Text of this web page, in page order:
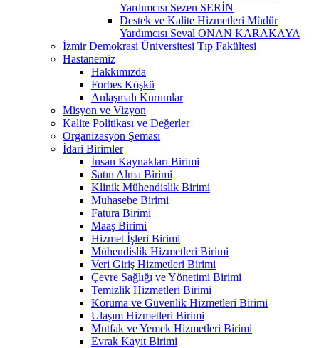
Yardımcısı Sezen SERİN
Destek ve Kalite Hizmetleri Müdür
Yardımcısı Seval ONAN KARAKAYA
İzmir Demokrasi Üniversitesi Tıp Fakültesi
Hastanemiz
Hakkımızda
Forbes Köşkü
Anlaşmalı Kurumlar
Misyon ve Vizyon
Kalite Politikası ve Değerler
Organizasyon Şeması
İdari Birimler
İnsan Kaynakları Birimi
Satın Alma Birimi
Klinik Mühendislik Birimi
Muhasebe Birimi
Fatura Birimi
Maaş Birimi
Hizmet İşleri Birimi
Mühendislik Hizmetleri Birimi
Veri Giriş Hizmetleri Birimi
Çevre Sağlığı ve Yönetimi Birimi
Temizlik Hizmetleri Birimi
Koruma ve Güvenlik Hizmetleri Birimi
Ulaşım Hizmetleri Birimi
Mutfak ve Yemek Hizmetleri Birimi
Evrak Kayıt Birimi